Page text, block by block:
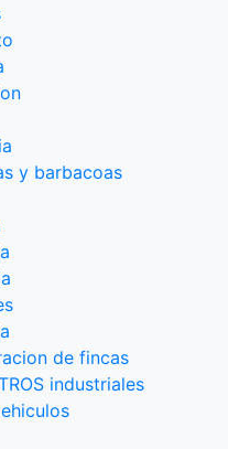
y barbacoas
de fincas
industriales